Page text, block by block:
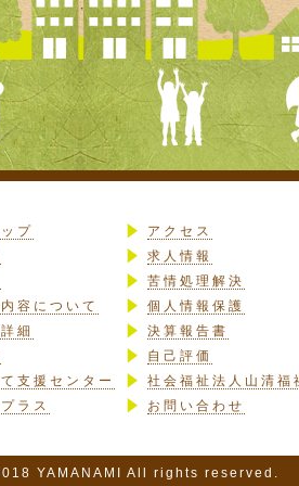
プ
容について
細
支援センター
ラス
アクセス
求人情報
苦情処理解決
個人情報保護
決算報告書
自己評価
社会福祉法人山清福
お問い合わせ
YAMANAMI All rights reserved.